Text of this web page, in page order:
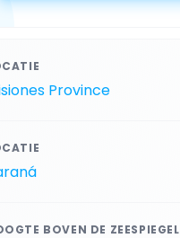
Province
BOVEN DE ZEESPIEGEL